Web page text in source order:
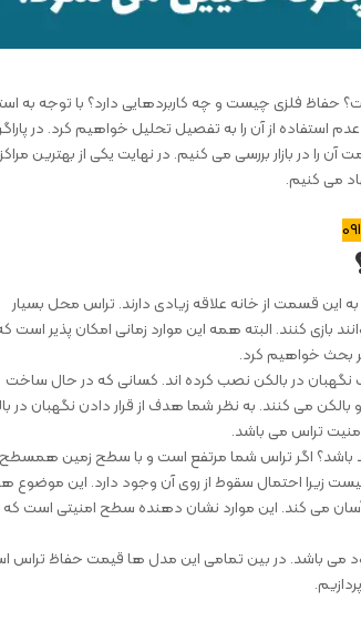
حفاظ فلزی چیست و چه کاربردهایی دارد؟ با توجه به
از آن را به تفصیل تحلیل خواهیم کرد. در
را در بازار بررسی می کنیم. در نهایت یکی از بهترین
می کنیم.
این قسمت از خانه علاقه زیادی دارند. تراس محل بسیار
بازی کنند. البته همه این موارد زمانی امکان پذیر است
بحث خواهیم کرد.
در بالکن نصب کرده اند. کسانی که در حال ساخت
می کنند. به نظر شما هدف از قرار دادن نگهبان در
تراس می باشد.
باشد؟ اگر تراس شما مرتفع است و با سطح زمین
زیرا احتمال سقوط از روی آن وجود دارد. این موضوع
آسان می کند. این موارد نشان دهنده سطح امنیتی است که
می باشد. در بین تمامی این مدل ها قیمت حفاظ تراس